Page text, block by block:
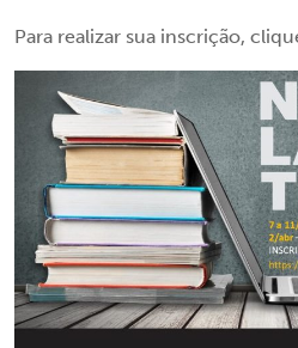
Para realizar sua inscrição,